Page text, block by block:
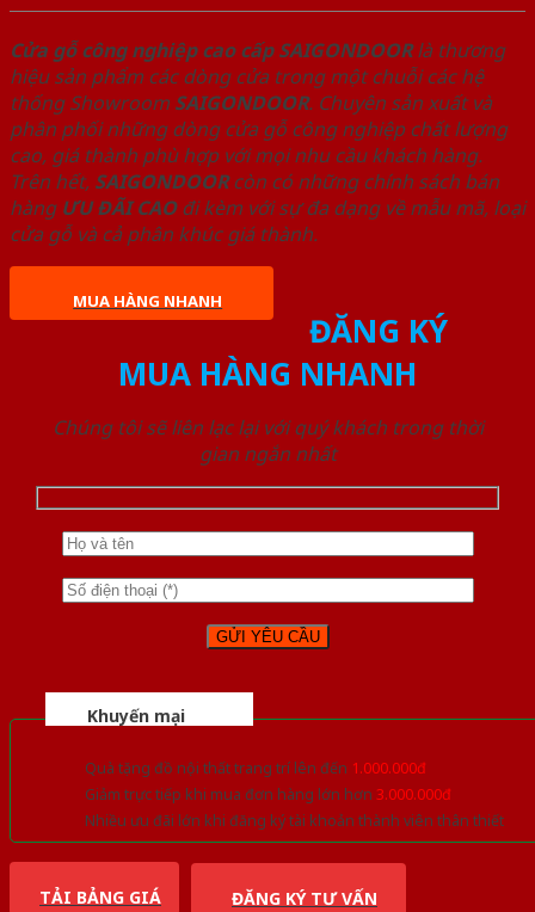
Cửa gỗ công nghiệp cao cấp SAIGONDOORlà thương
hiệu sản phẩm các dòng cửa trong một chuỗi các hệ
thống Showroom SAIGONDOOR. Chuyên sản xuất và
phân phối những dòng cửa gỗ công nghiệp chất lượng
cao, giá thành phù hợp với mọi nhu cầu khách hàng.
Trên hết, SAIGONDOORcòn có những chính sách bán
hàng ƯU ĐÃI CAOđi kèm với sự đa dạng về mẫu mã, loại
cửa gỗ và cả phân khúc giá thành.
MUA HÀNG NHANH
ĐĂNG KÝ
MUA HÀNG NHANH
Chúng tôi sẽ liên lạc lại với quý khách trong thời
gian ngắn nhất
Khuyến mại
Quà tặng đồ nội thất trang trí lên đến 1.000.000đ
Giảm trực tiếp khi mua đơn hàng lớn hơn 3.000.000đ
Nhiều ưu đãi lớn khi đăng ký tài khoản thành viên thân thiết
TẢI BẢNG GIÁ ĐĂNG KÝ TƯ VẤN